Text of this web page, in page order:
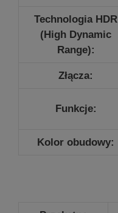
Technologia HDR
(High Dynamic
Range):
Złącza:
Funkcje:
Kolor obudowy: